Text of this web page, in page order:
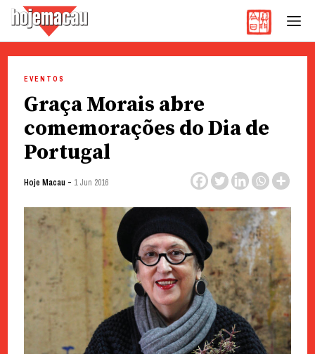
content
EVENTOS
Graça Morais abre
comemorações do Dia de
Portugal
Hoje Macau - 1 Jun 2016